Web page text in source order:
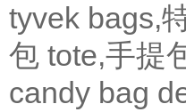
tyvek bags,
包 tote,手提
candy bag